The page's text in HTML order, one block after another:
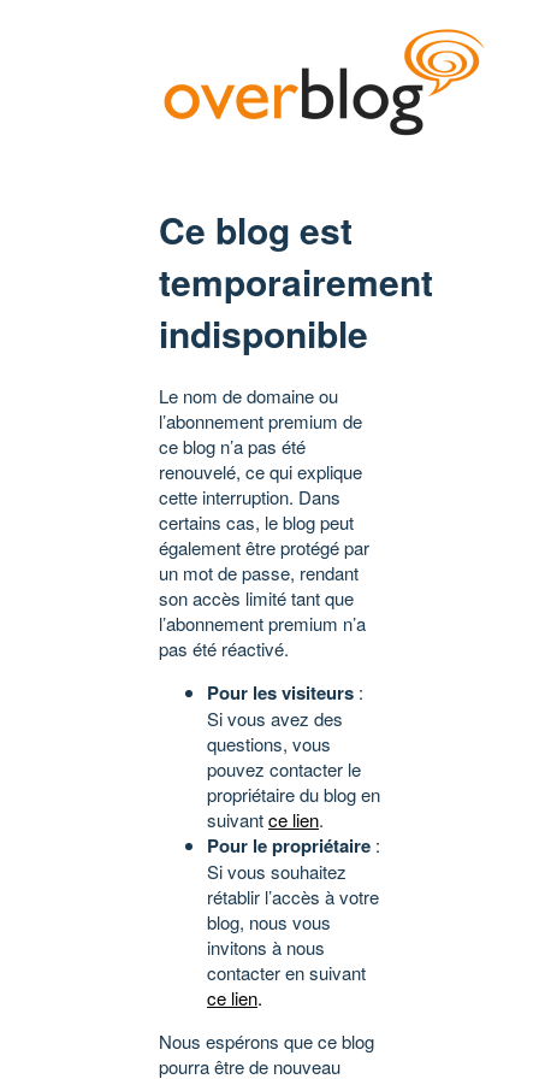
Ce blog est
temporairement
indisponible
Le nom de domaine ou
l’abonnement premium de
ce blog n’a pas été
renouvelé, ce qui explique
cette interruption. Dans
certains cas, le blog peut
également être protégé par
un mot de passe, rendant
son accès limité tant que
l’abonnement premium n’a
pas été réactivé.
Pour les visiteurs :
Si vous avez des
questions, vous
pouvez contacter le
propriétaire du blog en
suivantce lien.
Pour le propriétaire :
Si vous souhaitez
rétablir l’accès à votre
blog, nous vous
invitons à nous
contacter en suivant
ce lien.
Nous espérons que ce blog
pourra être de nouveau